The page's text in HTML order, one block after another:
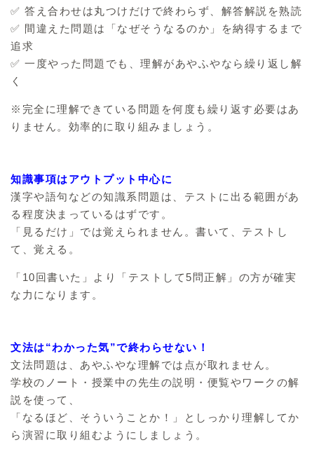
✅ 答え合わせは丸つけだけで終わらず、解答解説を熟読
✅ 間違えた問題は「なぜそうなるのか」を納得するまで
追求
✅ 一度やった問題でも、理解があやふやなら繰り返し解
く
※完全に理解できている問題を何度も繰り返す必要はあ
りません。効率的に取り組みましょう。
知識事項はアウトプット中心に
漢字や語句などの知識系問題は、テストに出る範囲があ
る程度決まっているはずです。
「見るだけ」では覚えられません。書いて、テストし
て、覚える。
「10回書いた」より「テストして5問正解」の方が確実
な力になります。
文法は“わかった気”で終わらせない！
文法問題は、あやふやな理解では点が取れません。
学校のノート・授業中の先生の説明・便覧やワークの解
説を使って、
「なるほど、そういうことか！」としっかり理解してか
ら演習に取り組むようにしましょう。